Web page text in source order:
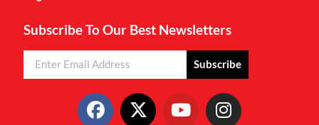
Subscribe To Our Best Newsletters
Subscribe